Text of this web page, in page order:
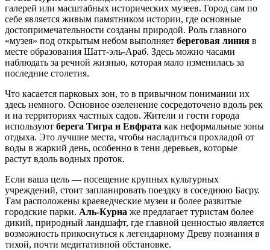
галерей или масштабных исторических музеев. Город сам по
себе является живым памятником истории, где основные
достопримечательности созданы природой. Роль главного
«музея» под открытым небом выполняет береговая линия в
месте образования Шатт-эль-Араб. Здесь можно часами
наблюдать за речной жизнью, которая мало изменилась за
последние столетия.
Что касается парковых зон, то в привычном понимании их
здесь немного. Основное озеленение сосредоточено вдоль рек
и на территориях частных садов. Жители и гости города
используют берега Тигра и Евфрата как неформальные зоны
отдыха. Это лучшие места, чтобы насладиться прохладой от
воды в жаркий день, особенно в тени деревьев, которые
растут вдоль водных проток.
Если ваша цель — посещение крупных культурных
учреждений, стоит запланировать поездку в соседнюю Басру.
Там расположены краеведческие музеи и более развитые
городские парки. Аль-Курна же предлагает туристам более
дикий, природный ландшафт, где главной ценностью является
возможность прикоснуться к легендарному Древу познания в
тихой, почти медитативной обстановке.